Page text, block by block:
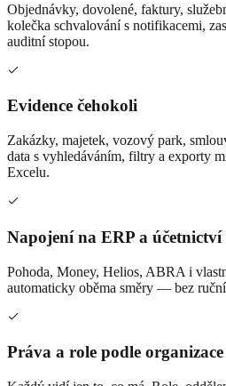
Objednávky, dovolené, faktury,
kolečka schvalování s notifikacemi,
auditní stopou.
Evidence čehokoli
Zakázky, majetek, vozový park,
data s vyhledáváním, filtry a exporty
Excelu.
Napojení na ERP a účetnictví
Pohoda, Money, Helios, ABRA i
automaticky oběma směry — bez
Práva a role podle organizace